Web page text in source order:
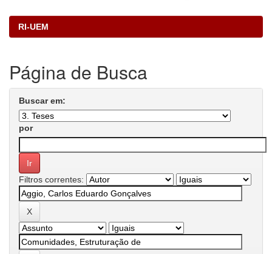
RI-UEM
Página de Busca
Buscar em:
por
Filtros correntes: